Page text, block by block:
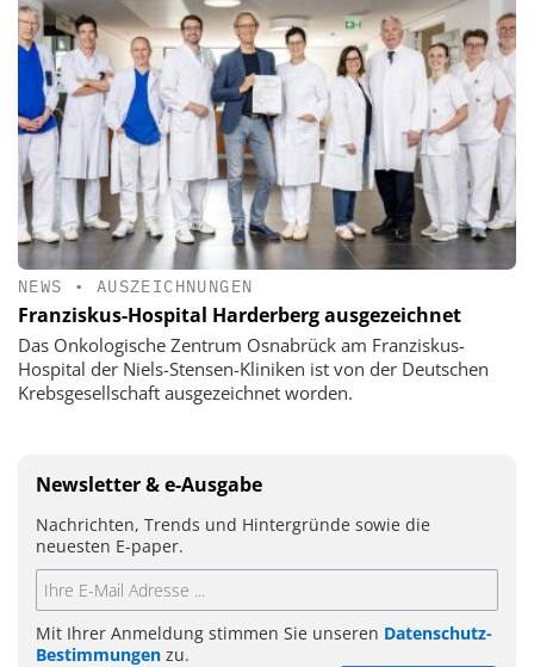
NEWS • AUSZEICHNUNGEN
Franziskus-Hospital Harderberg ausgezeichnet
Das Onkologische Zentrum Osnabrück am Franziskus-
Hospital der Niels-Stensen-Kliniken ist von der Deutschen
Krebsgesellschaft ausgezeichnet worden.
Newsletter & e-Ausgabe
Nachrichten, Trends und Hintergründe sowie die
neuesten E-paper.
Mit Ihrer Anmeldung stimmen Sie unseren Datenschutz-
Bestimmungen zu.